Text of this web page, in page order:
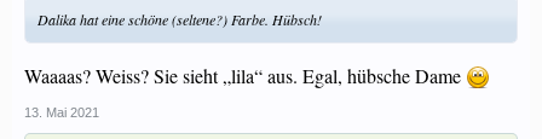
Dalika hat eine schöne (seltene?) Farbe. Hübsch!
Waaaas? Weiss? Sie sieht „lila“ aus. Egal, hübsche Dame
13. Mai 2021